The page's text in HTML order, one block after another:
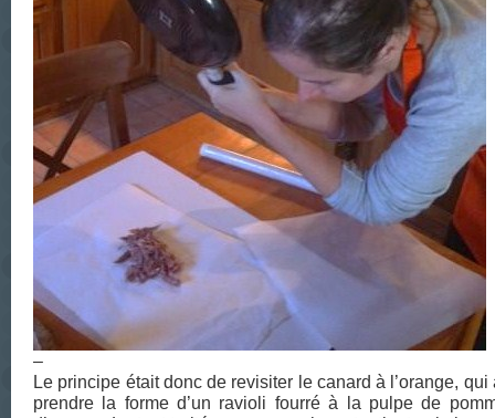
–
Le principe était donc de revisiter le canard à l’orange, qui
prendre la forme d’un ravioli fourré à la pulpe de